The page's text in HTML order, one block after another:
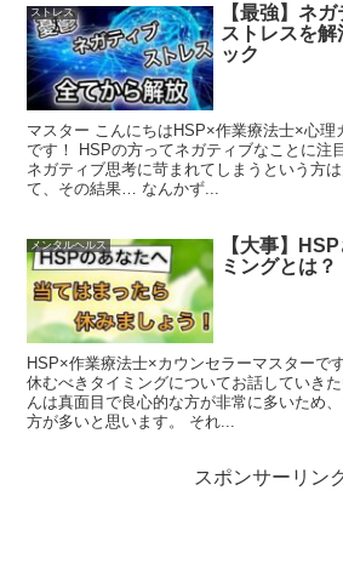
ストレス
【最強】ネ
ストレスを
ック
マスター こんにちはHSP×作業療法士×心理
です！ HSPの方ってネガティブなことに注
ネガティブ思考に苛まれてしまうという方
て、その結果… なんかず...
メンタルヘルス
【大事】
ミングとは？
HSP×作業療法士×カウンセラーマスターで
休むべきタイミングについてお話していき
んは真面目で良心的な方が非常に多いため
方が多いと思います。 それ...
スポンサーリン